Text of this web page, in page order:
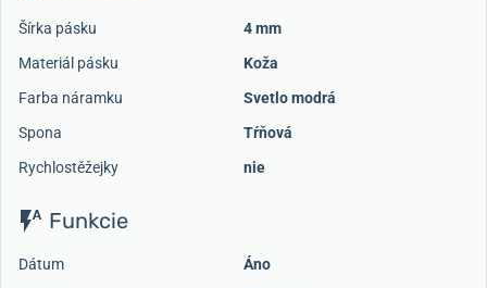
Šírka pásku
4 mm
Materiál pásku
Koža
Farba náramku
Svetlo modrá
Spona
Tŕňová
Rychlostěžejky
nie
Funkcie
Dátum
Áno